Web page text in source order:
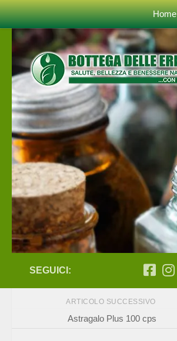
Sotto il contenuto Home
SEGUICI:
ARTICOLO SUCCESSIVO
Astragalo Plus 100 cps